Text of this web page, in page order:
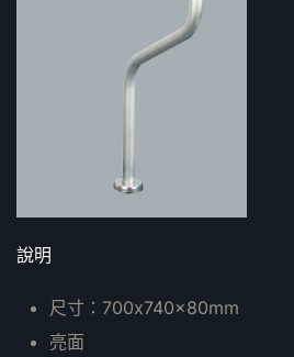
說明
尺寸：700x740x80mm
亮面